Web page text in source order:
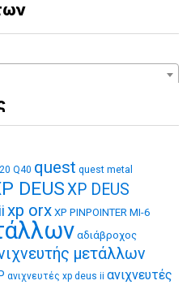
Q40 quest quest metal
DEUSXP DEUS
xp orx XP PINPOINTER MI-6
αδιάβροχος
μετάλλων
ανιχνευτές xp deus ii ανιχνευτές